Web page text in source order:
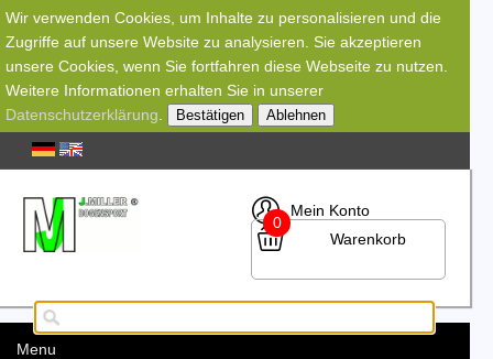
Wir verwenden Cookies, um Inhalte zu personalisieren und die
Zugriffe auf unsere Website zu analysieren. Sie akzeptieren
unsere Cookies, wenn Sie fortfahren diese Webseite zu nutzen.
Weitere Informationen erhalten Sie in unserer
Datenschutzerklärung
Bestätigen Ablehnen
Mein Konto
0
Warenkorb
Menu